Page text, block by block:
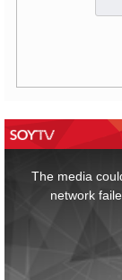
The media
network